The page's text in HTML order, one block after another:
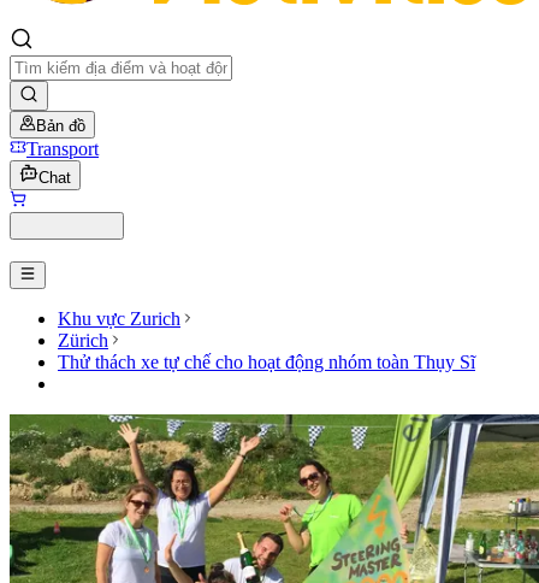
Bản đồ
Transport
Chat
Khu vực Zurich
Zürich
Thử thách xe tự chế cho hoạt động nhóm toàn Thụy Sĩ